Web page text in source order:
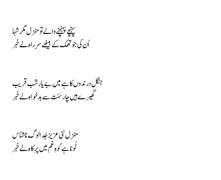
پہنچے پہنچنے والے تو منزل مگر شہا
اُن کی جو تھک کے بیٹھے سرِ راہ لے خبر
جنگل درندوں کا ہے میں بے یار شب قریب
گھیرے ہیں چار سَمْت سے بدخواہ لے خبر
منزل نئی عزیز جُدا لوگ ناشناس
ٹُوٹا ہے کوہِ غم میں پرِکاہ لے خبر